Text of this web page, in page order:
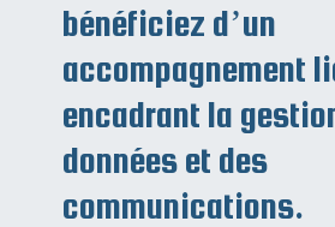
bénéficiez d’un
accompagnement
encadrant la
données et des
communications.